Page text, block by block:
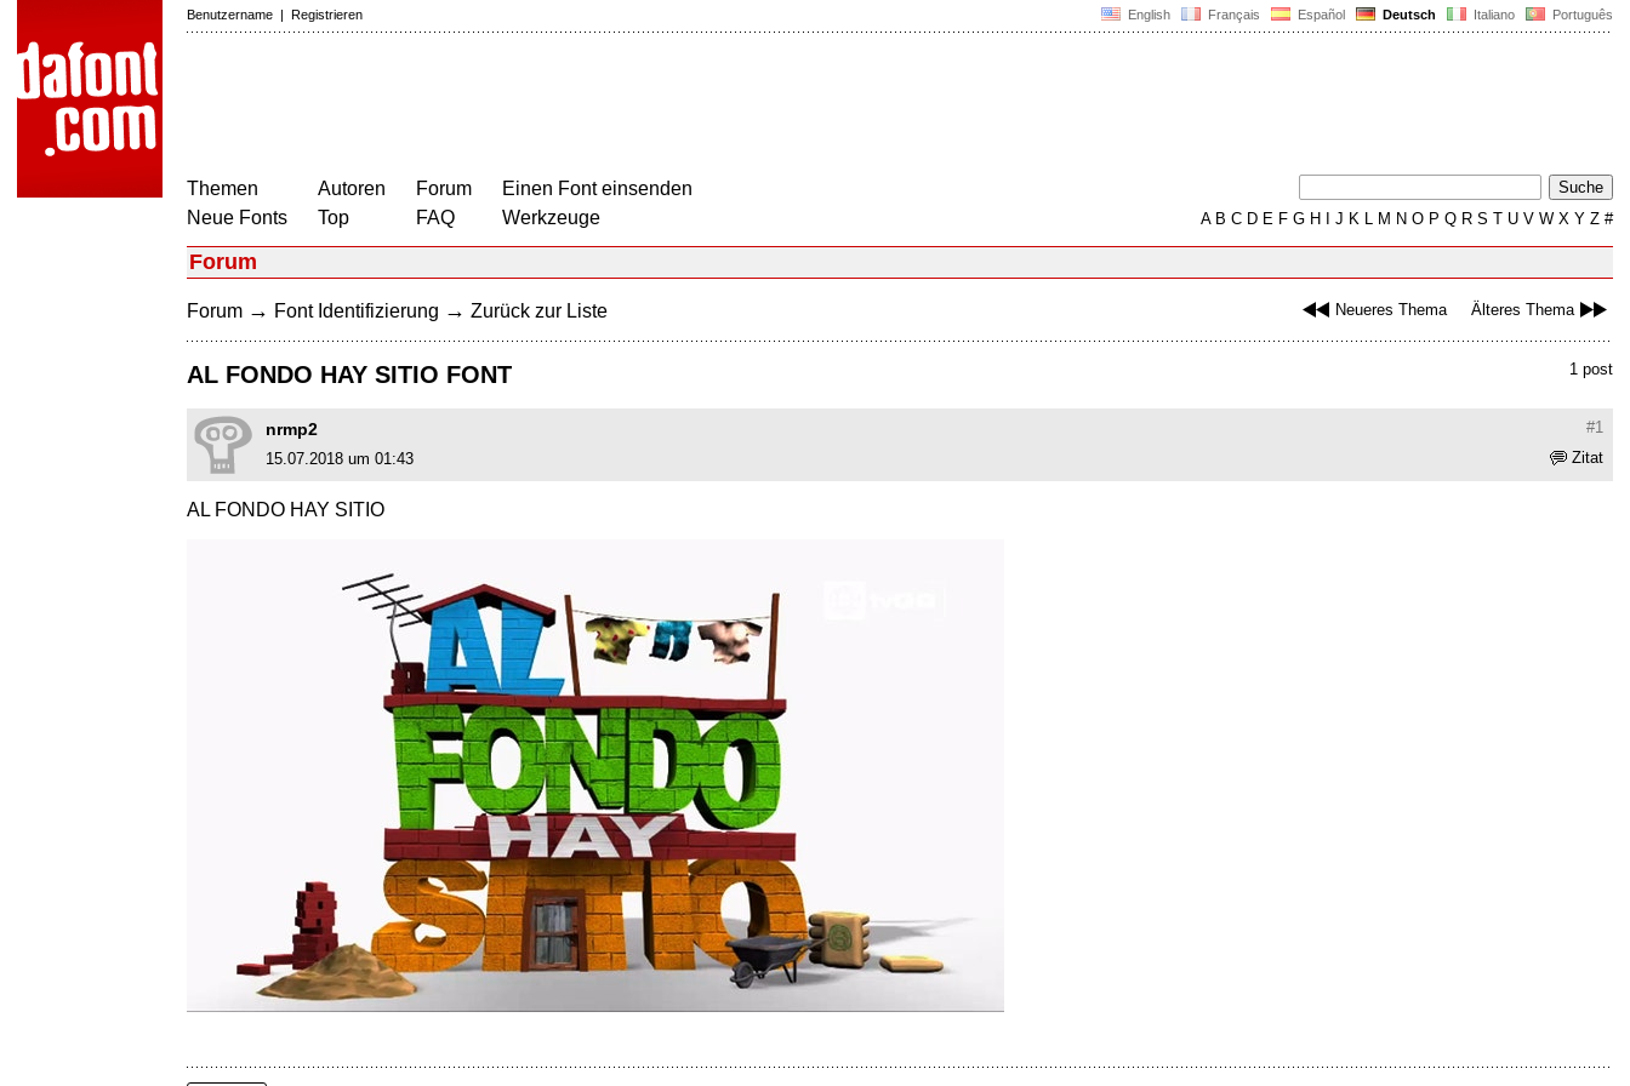
English Français Español Deutsch Italiano Português
Benutzername | Registrieren
Themen
Neue Fonts
Autoren
Top
Forum
FAQ
Einen Font einsenden
Werkzeuge
AB C D E F G H J K L M N O P Q R S T U V W X Y Z #
Forum
Neueres Thema Älteres Thema
Forum → Font Identifizierung → Zurück zur Liste
1 post
AL FONDO HAY SITIO FONT
#1
nrmp2
Zitat
15.07.2018 um 01:43
AL FONDO HAY SITIO